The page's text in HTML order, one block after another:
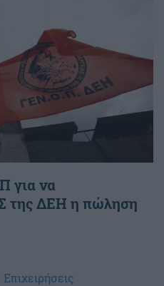
για να
της ΔΕΗ η πώληση
Επιχειρήσεις